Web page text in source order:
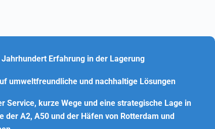
Jahrhundert Erfahrung in der Lagerung
umweltfreundliche und nachhaltige Lösungen
Service, kurze Wege und eine strategische Lage in
der A2, A50 und der Häfen von Rotterdam und